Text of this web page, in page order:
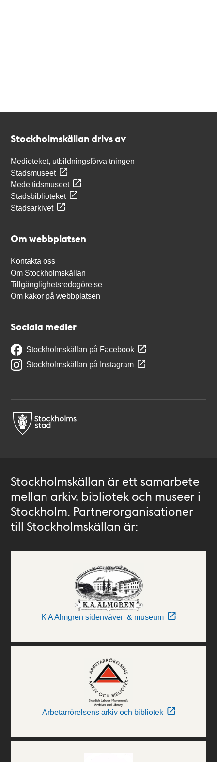
Stockholmskällan drivs av
Medioteket, utbildningsförvaltningen
Stadsmuseet
Medeltidsmuseet
Stadsbiblioteket
Stadsarkivet
Om webbplatsen
Kontakta oss
Om Stockholmskällan
Tillgänglighetsredogörelse
Om kakor på webbplatsen
Sociala medier
Stockholmskällan på Facebook
Stockholmskällan på Instagram
Stockholmskällan är ett samarbete
mellan arkiv, bibliotek och museer i
Stockholm. Partnerorganisationer
till Stockholmskällan är:
K A Almgren sidenväveri & museum
Arbetarrörelsens arkiv och bibliotek